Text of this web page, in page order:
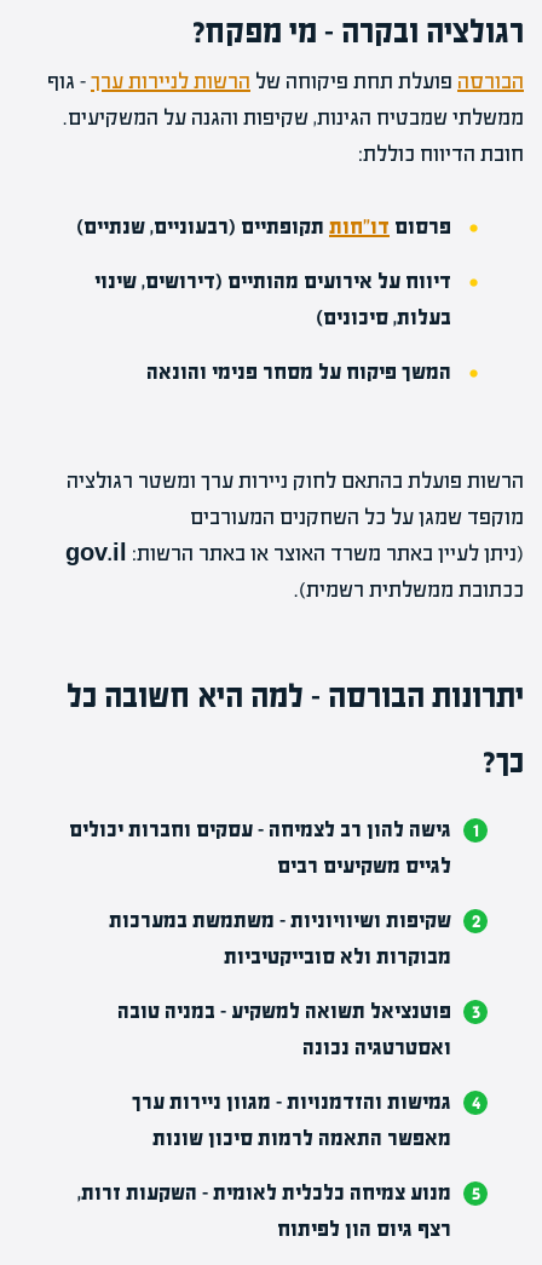
רגולציה ובקרה – מי מפקח?
הבורסה פועלת תחת פיקוחה של הרשות לניירות ערך– גוף
ממשלתי שמבטיח הגינות, שקיפות והגנה על המשקיעים.
חובת הדיווח כוללת:
פרסום דו"חות תקופתיים (רבעוניים, שנתיים)
דיווח על אירועים מהותיים (דירושים, שינוי
בעלות, סיכונים)
המשך פיקוח על מסחר פנימי והונאה
הרשות פועלת בהתאם לחוק ניירות ערך ומשטר רגולציה
מוקפד שמגן על כל השחקנים המעורבים
(ניתן לעיין באתר משרד האוצר או באתר הרשות: gov.il
ככתובת ממשלתית רשמית).
יתרונות הבורסה – למה היא חשובה כל
כך?
גישה להון רב לצמיחה – עסקים וחברות יכולים
לגייס משקיעים רבים
שקיפות ושיוויוניות– משתמשת במערכות
מבוקרות ולא סובייקטיביות
פוטנציאל תשואה למשקיע – במניה טובה
ואסטרטגיה נכונה
גמישות והזדמנויות– מגוון ניירות ערך
מאפשר התאמה לרמות סיכון שונות
מנוע צמיחה כלכלית לאומית– השקעות זרות,
רצף גיוס הון לפיתוח